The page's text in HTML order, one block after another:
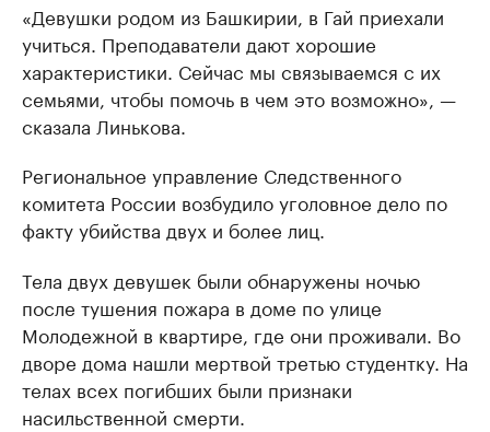
«Девушки родом из Башкирии, в Гай приехали
учиться. Преподаватели дают хорошие
характеристики. Сейчас мы связываемся с их
семьями, чтобы помочь в чем это возможно», —
сказала Линькова.
Региональное управление Следственного
комитета России возбудило уголовное дело по
факту убийства двух и более лиц.
Тела двух девушек были обнаружены ночью
после тушения пожара в доме по улице
Молодежной в квартире, где они проживали. Во
дворе дома нашли мертвой третью студентку. На
телах всех погибших были признаки
насильственной смерти.